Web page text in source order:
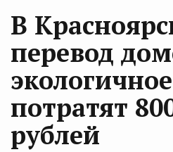
В
перевод
потратят
рублей